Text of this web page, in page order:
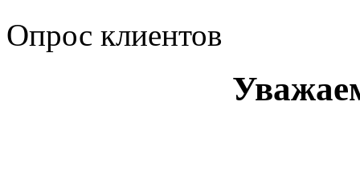
Опрос клиентов